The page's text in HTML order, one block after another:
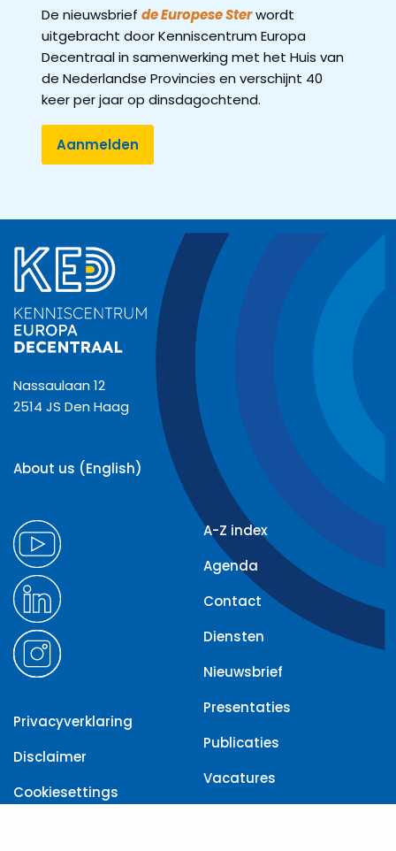
De nieuwsbrief de Europese Sterwordt
uitgebracht door Kenniscentrum Europa
Decentraal in samenwerking met het Huis van
de Nederlandse Provincies en verschijnt 40
keer per jaar op dinsdagochtend.
Nassaulaan 12
2514 JS Den Haag
About us (English)
Privacyverklaring
Disclaimer
Cookiesettings
A-Z index
Agenda
Contact
Diensten
Nieuwsbrief
Presentaties
Publicaties
Vacatures